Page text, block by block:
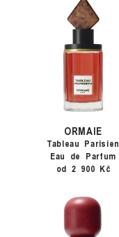
ORMAIE
Tableau Parisien
Eau de Parfum
od 2 900 Kč